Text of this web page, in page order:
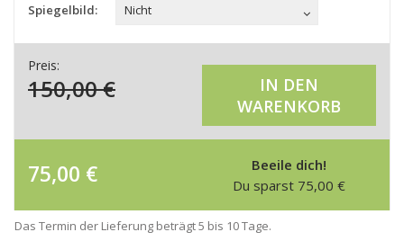
Spiegelbild: Nicht
Preis:
150,00€
IN DEN
WARENKORB
75,00 €
Beeile dich!
Du sparst 75,00 €
Das Termin der Lieferung beträgt 5 bis 10 Tage.